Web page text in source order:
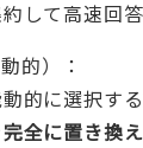
して高速回答
的）：
的に選択す
完全に置き換え